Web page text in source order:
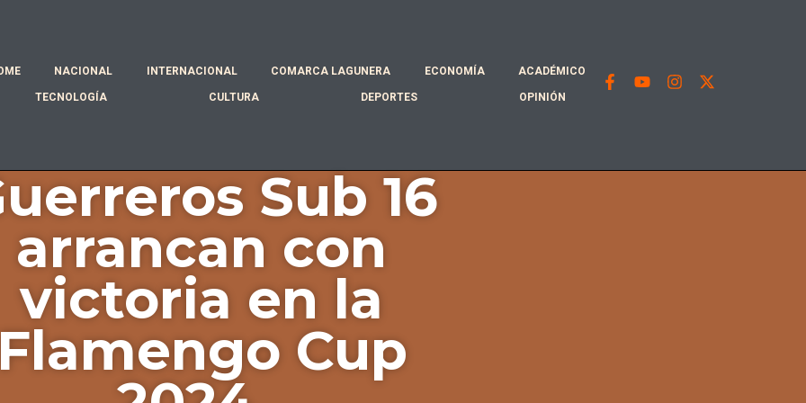
NACIONAL INTERNACIONAL COMARCA LAGUNERA ECONOMÍA ACADÉMICO
TECNOLOGÍA CULTURA DEPORTES OPINIÓN
Sub 16
arrancan con
victoria en la
Cup